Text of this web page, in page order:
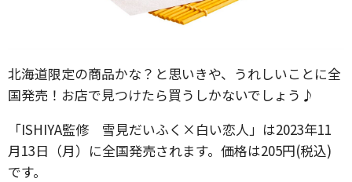
北海道限定の商品かな？と思いきや、うれしいことに全
国発売！お店で見つけたら買うしかないでしょう♪
「ISHIYA監修 雪見だいふく×白い恋人」は2023年11
月13日（月）に全国発売されます。価格は205円(税込)
です。